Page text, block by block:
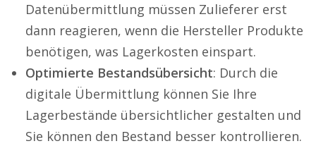
Datenübermittlung müssen Zulieferer erst
dann reagieren, wenn die Hersteller Produkte
benötigen, was Lagerkosten einspart.
Optimierte Bestandsübersicht: Durch die
digitale Übermittlung können Sie Ihre
Lagerbestände übersichtlicher gestalten und
Sie können den Bestand besser kontrollieren.